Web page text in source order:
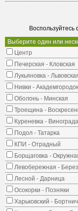
Выберите один или
Центр
Печерская - Кловская
Лукьяновка -
Нивки - Академгородок
Оболонь - Минская
Троещина -
Куреневка -
Подол - Татарка
КПИ - Отрадный
Борщаговка -
Левобережная -
Лесной - Дарница
Осокорки - Позняки
Харьковский -